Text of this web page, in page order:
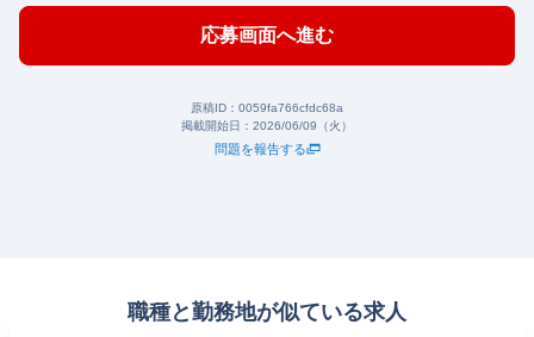
応募画面へ進む
原稿ID： 0059fa766cfdc68a
掲載開始日： 2026/06/09（火）
問題を報告する
職種と勤務地が似ている求人